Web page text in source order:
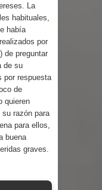
La
habituales,
había
por
de preguntar
de su
por respuesta
de
quieren
razón para
para ellos,
buena
graves.